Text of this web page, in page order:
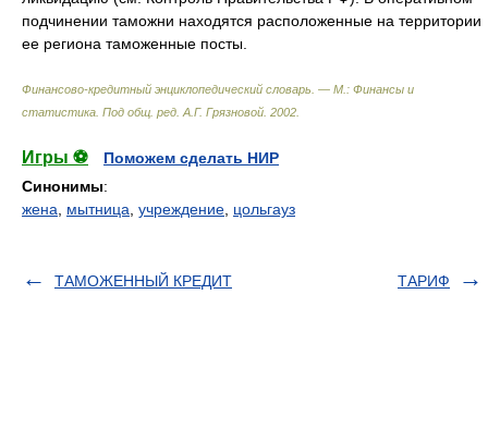
подчинении таможни находятся расположенные на территории
ее региона таможенные посты.
Финансово-кредитный энциклопедический словарь. — М.: Финансы и
статистика Под общ. ред. А.Г. Грязновой 2002
Игры ⚽
Поможем сделать НИР
Синонимы:
жена
мытница учреждение цольгауз
ТАМОЖЕННЫЙ КРЕДИТ ТАРИФ